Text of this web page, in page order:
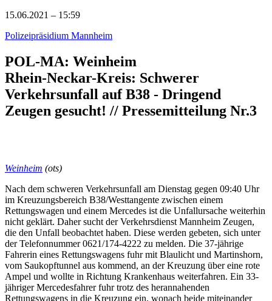
15.06.2021 – 15:59
Polizeipräsidium Mannheim
POL-MA: Weinheim
Rhein-Neckar-Kreis: Schwerer
Verkehrsunfall auf B38 - Dringend
Zeugen gesucht! // Pressemitteilung Nr.3
Weinheim (ots)
Nach dem schweren Verkehrsunfall am Dienstag gegen 09:40 Uhr
im Kreuzungsbereich B38/Westtangente zwischen einem
Rettungswagen und einem Mercedes ist die Unfallursache weiterhin
nicht geklärt. Daher sucht der Verkehrsdienst Mannheim Zeugen,
die den Unfall beobachtet haben. Diese werden gebeten, sich unter
der Telefonnummer 0621/174-4222 zu melden. Die 37-jährige
Fahrerin eines Rettungswagens fuhr mit Blaulicht und Martinshorn,
vom Saukopftunnel aus kommend, an der Kreuzung über eine rote
Ampel und wollte in Richtung Krankenhaus weiterfahren. Ein 33-
jähriger Mercedesfahrer fuhr trotz des herannahenden
Rettungswagens in die Kreuzung ein, wonach beide miteinander